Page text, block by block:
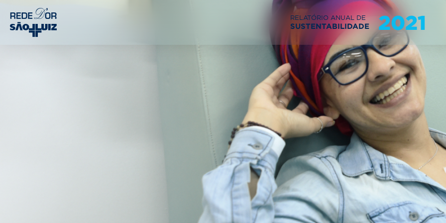
RELATÓRIO ANUAL DE
SUSTENTABILIDADE 2021